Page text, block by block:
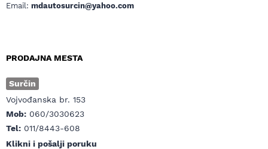
Email: mdautosurcin@yahoo.com
PRODAJNA MESTA
Surčin
Vojvođanska br. 153
Mob: 060/3030623
Tel: 011/8443-608
Klikni i pošalji poruku